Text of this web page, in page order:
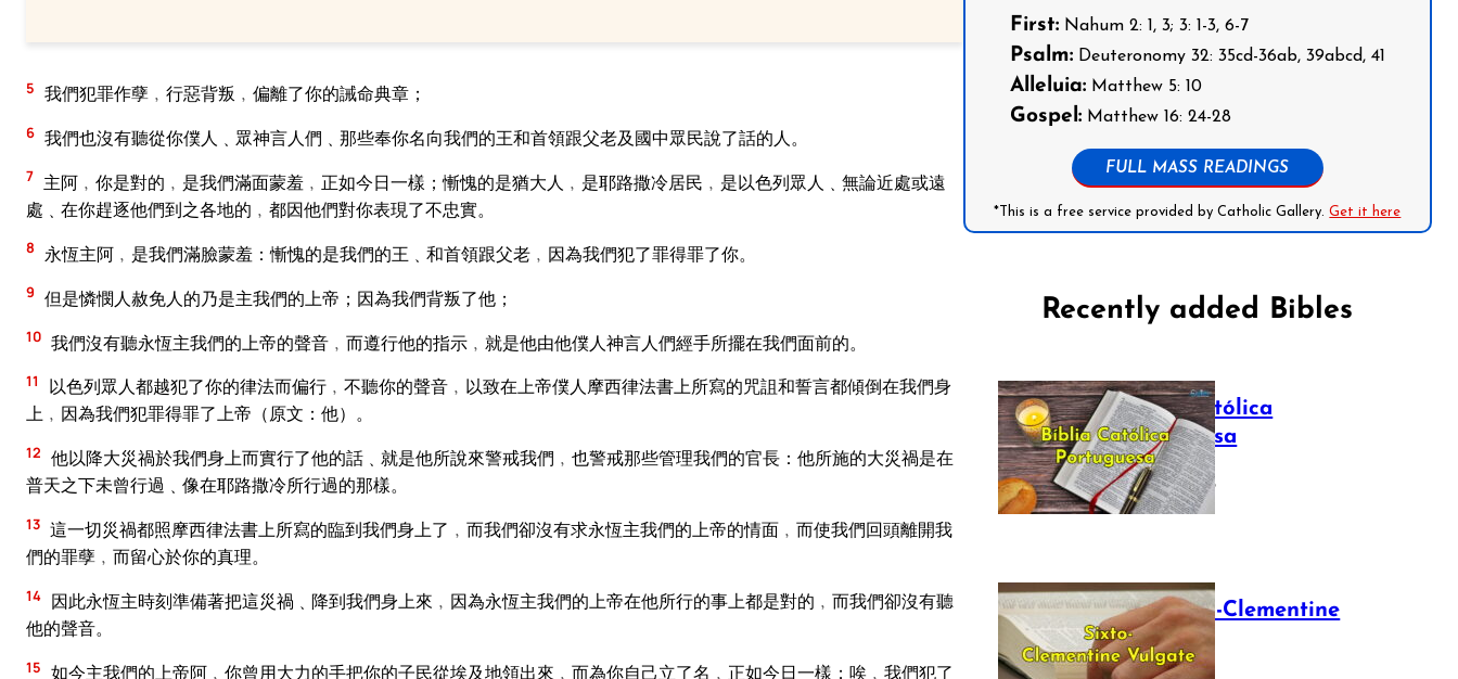
5 我們犯罪作孽﹐行惡背叛﹐偏離了你的誡命典章；
6 我們也沒有聽從你僕人﹑眾神言人們﹑那些奉你名向我們的王和首領跟父老及國中眾民說了話的人。
7 主阿﹐你是對的﹐是我們滿面蒙羞﹐正如今日一樣；慚愧的是猶大人﹐是耶路撒冷居民﹐是以色列眾人﹑無論近處或遠
處﹑在你趕逐他們到之各地的﹐都因他們對你表現了不忠實。
8 永恆主阿﹐是我們滿臉蒙羞：慚愧的是我們的王﹑和首領跟父老﹐因為我們犯了罪得罪了你。
9 但是憐憫人赦免人的乃是主我們的上帝；因為我們背叛了他；
10 我們沒有聽永恆主我們的上帝的聲音﹐而遵行他的指示﹐就是他由他僕人神言人們經手所擺在我們面前的。
11
以色列眾人都越犯了你的律法而偏行﹐不聽你的聲音﹐以致在上帝僕人摩西律法書上所寫的咒詛和誓言都傾倒在我們身
上﹐因為我們犯罪得罪了上帝（原文：他）。
12 他以降大災禍於我們身上而實行了他的話﹑就是他所說來警戒我們﹐也警戒那些管理我們的官長：他所施的大災禍是在
普天之下未曾行過﹑像在耶路撒冷所行過的那樣。
13 這一切災禍都照摩西律法書上所寫的臨到我們身上了﹐而我們卻沒有求永恆主我們的上帝的情面﹐而使我們回頭離開我
們的罪孽﹐而留心於你的真理。
14 因此永恆主時刻準備著把這災禍﹑降到我們身上來﹐因為永恆主我們的上帝在他所行的事上都是對的﹐而我們卻沒有聽
他的聲音。
15 如今主我們的上帝阿﹐你曾用大力的手把你的子民從埃及地領出來﹐而為你自己立了名﹐正如今日一樣；唉﹐我們犯了
First:Nahum 2: 1, 3; 3: 1-3, 6-7
Psalm:Deuteronomy 32: 35cd-36ab, 39abcd, 41
Alleluia:Matthew 5: 10
Gospel:Matthew 16: 24-28
FULL MASS READINGS
*This is a free service provided by Catholic Gallery.Get it here
Recently added Bibles
Bíblia Católica
Portuguesa
July 16, 2025
The Sixto-Clementine
Vulgate